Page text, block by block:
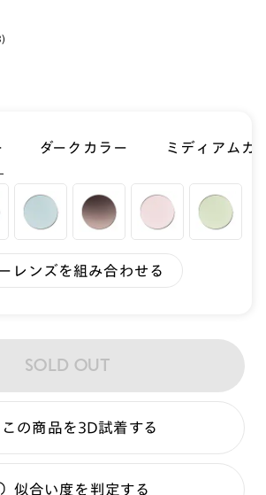
ダークカラー ミディアムカ
レンズを組み合わせる
SOLD OUT
この商品を3D試着する
似合い度を判定する